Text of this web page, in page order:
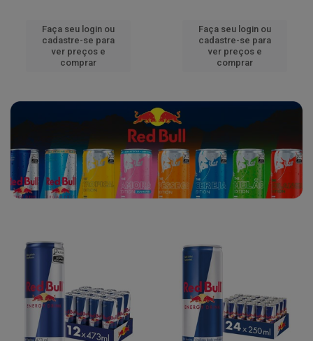
Faça seu login ou
cadastre-se para
ver preços e
comprar
Faça seu login ou
cadastre-se para
ver preços e
comprar